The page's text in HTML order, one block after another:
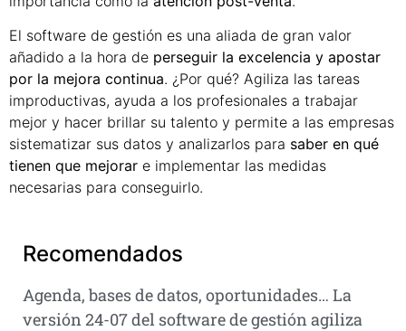
El software de gestión es una aliada de gran valor
añadido a la hora de perseguir la excelencia y apostar
por la mejora continua. ¿Por qué? Agiliza las tareas
improductivas, ayuda a los profesionales a trabajar
mejor y hacer brillar su talento y permite a las empresas
sistematizar sus datos y analizarlos para saber en qué
tienen que mejorar e implementar las medidas
necesarias para conseguirlo.
Recomendados
Agenda, bases de datos, oportunidades… La
versión 24-07 del software de gestión agiliza